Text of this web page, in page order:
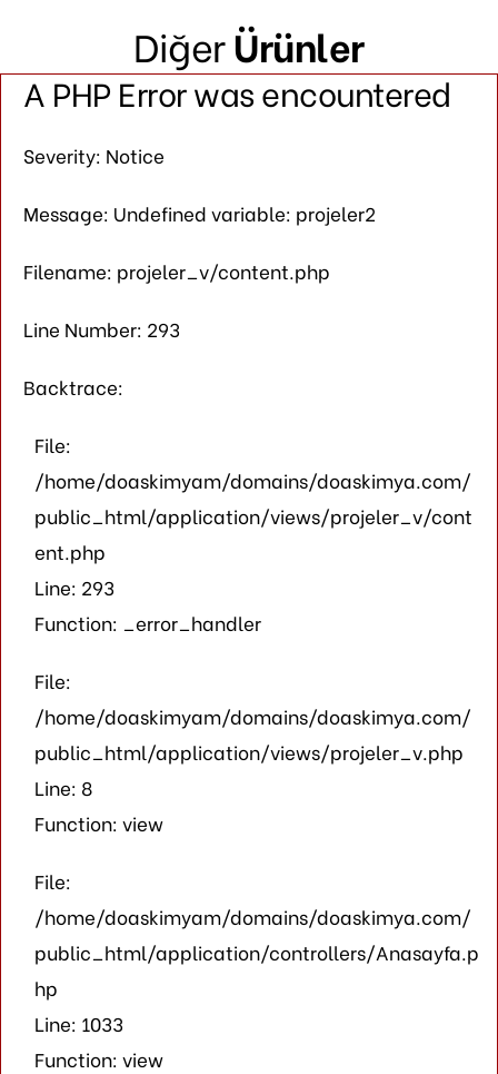
DiğerÜrünler
A PHP Error was encountered
Severity: Notice
Message: Undefined variable: projeler2
Filename: projeler_v/content.php
Line Number: 293
Backtrace:
File:
/home/doaskimyam/domains/doaskimya.com/
public_html/application/views/projeler_v/cont
ent.php
Line: 293
Function: _error_handler
File:
/home/doaskimyam/domains/doaskimya.com/
public_html/application/views/projeler_v.php
Line: 8
Function: view
File:
/home/doaskimyam/domains/doaskimya.com/
public_html/application/controllers/Anasayfa.p
hp
Line: 1033
Function: view